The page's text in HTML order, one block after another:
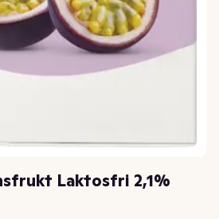
Laktosfri 2,1%